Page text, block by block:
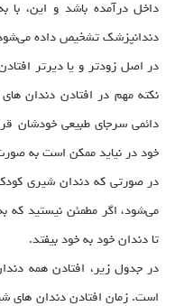
داخل درآمده باشد و این،
دندانپزشک تشخیص داده
در اصل زودتر و یا دیرتر
نکته مهم در افتادن دندان
دائمی سرجای طبیعی خودشان
خود در نیاید ممکن است به
در صورتی که دندان شیری
می‌شود، اگر مطمئن نیستید که
تا دندان خود به خود بیفتد.
در جدول زیر، افتادن همه
است. زمان افتادن دندان های